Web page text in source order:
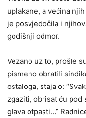
uplakane, a većina
je posvjedočila i
godišnji odmor.
Vezano uz to, prošle
pismeno obratili
ostaloga, stajalo:
zgaziti, obrisat ću pod
glava otpasti…”